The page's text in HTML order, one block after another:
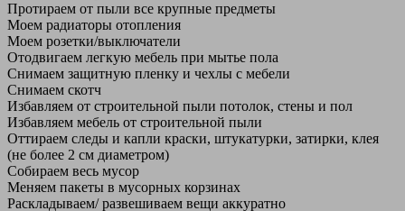
Протираем от пыли все крупные предметы
Моем радиаторы отопления
Моем розетки/выключатели
Отодвигаем легкую мебель при мытье пола
Снимаем защитную пленку и чехлы с мебели
Снимаем скотч
Избавляем от строительной пыли потолок, стены и пол
Избавляем мебель от строительной пыли
Оттираем следы и капли краски, штукатурки, затирки, клея
(не более 2 см диаметром)
Собираем весь мусор
Меняем пакеты в мусорных корзинах
Раскладываем/ развешиваем вещи аккуратно